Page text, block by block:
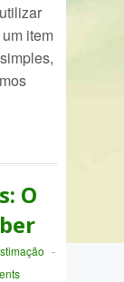
item
O
-